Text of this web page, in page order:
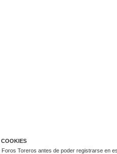
Toreros antes de poder registrarse en